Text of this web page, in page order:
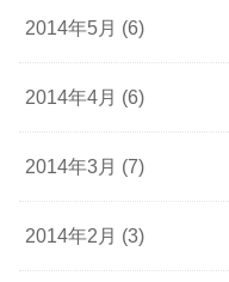
2014年5月 (6)
2014年4月 (6)
2014年3月 (7)
2014年2月 (3)